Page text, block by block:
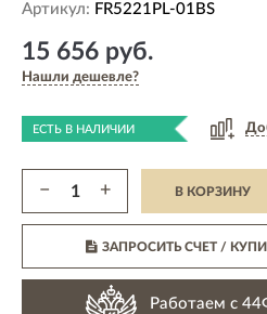
Артикул: FR5221PL-01BS
15 656 руб.
Нашли дешевле?
ЕСТЬ В НАЛИЧИИ
− + В КОРЗИНУ
ЗАПРОСИТЬ СЧЕТ /
Работаем с